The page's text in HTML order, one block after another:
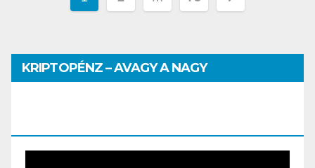
KRIPTOPÉNZ – AVAGY A NAGY